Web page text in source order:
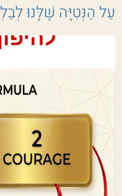
עַל הַנְּטִיָּה שֶׁלָּנוּ